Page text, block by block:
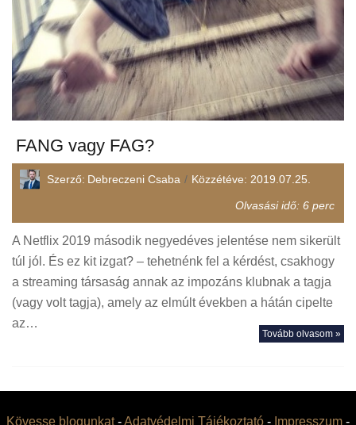
FANG vagy FAG?
Szerző: Debreczeni Csaba Közzétéve: 2019.07.25.
Olvasási idő: 6 perc
A Netflix 2019 második negyedéves jelentése nem sikerült
túl jól. És ez kit izgat? – tehetnénk fel a kérdést, csakhogy
a streaming társaság annak az impozáns klubnak a tagja
(vagy volt tagja), amely az elmúlt években a hátán cipelte
az…
Tovább olvasom »
Kövesse blogunkat-Adatvédelmi Tájékoztató - Impresszum -